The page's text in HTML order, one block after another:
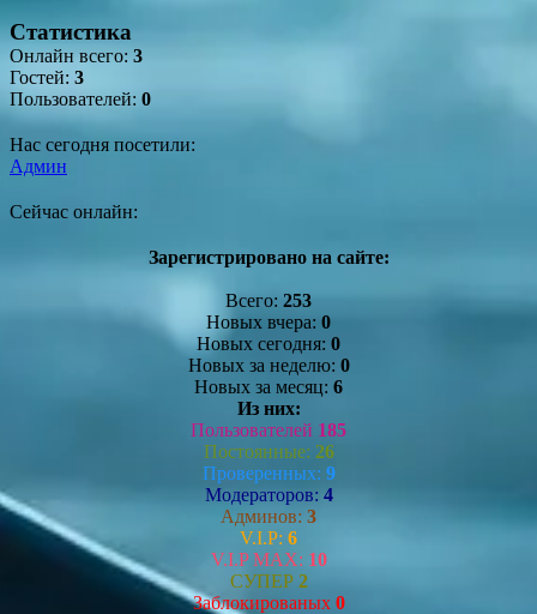
Статистика
Онлайн всего: 3
Гостей: 3
Пользователей: 0
Нас сегодня посетили:
Админ
Сейчас онлайн:
Зарегистрировано на сайте:
Всего: 253
Новых вчера: 0
Новых сегодня: 0
Новых за неделю: 0
Новых за месяц: 6
Из них:
Пользователей 185
Постоянные: 26
Проверенных: 9
Модераторов: 4
Админов: 3
V.I.P: 6
V.I.P MAX: 10
СУПЕР 2
Заблокированых 0